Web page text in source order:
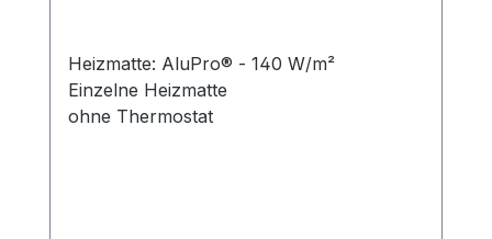
Heizmatte: AluPro® - 140 W/m²
Einzelne Heizmatte
ohne Thermostat